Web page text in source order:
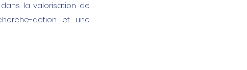
la valorisation de
action et une